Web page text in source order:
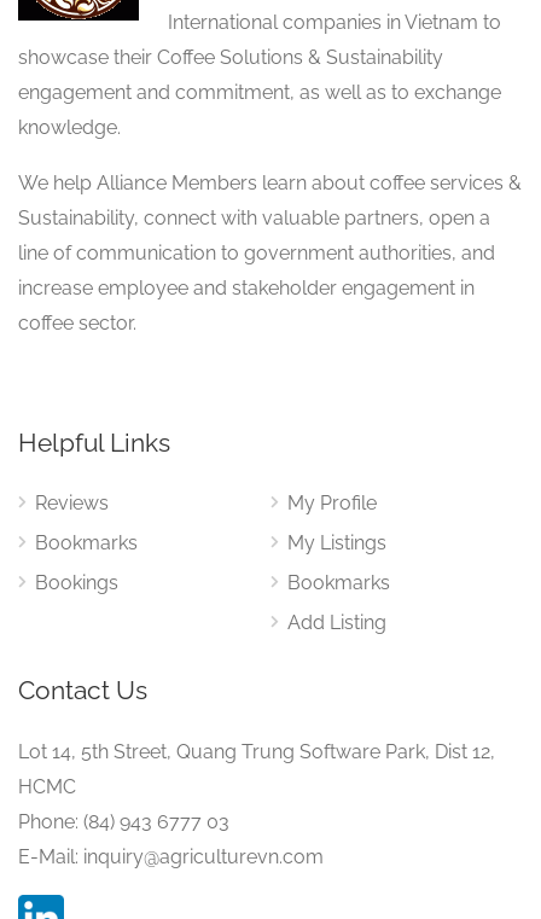
International companies in Vietnam to
showcase their Coffee Solutions & Sustainability
engagement and commitment, as well as to exchange
knowledge.
We help Alliance Members learn about coffee services &
Sustainability, connect with valuable partners, open a
line of communication to government authorities, and
increase employee and stakeholder engagement in
coffee sector.
Helpful Links
Reviews
Bookmarks
Bookings
My Profile
My Listings
Bookmarks
Add Listing
Contact Us
Lot 14, 5th Street, Quang Trung Software Park, Dist 12,
HCMC
Phone: (84) 943 6777 03
E-Mail: inquiry@agriculturevn.com